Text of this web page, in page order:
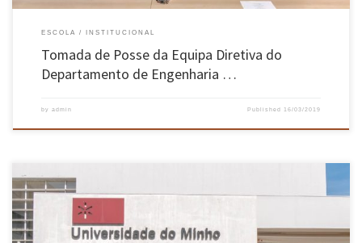
ESCOLA INSTITUCIONAL
Tomada de Posse da Equipa Diretiva do
Departamento de Engenharia …
by admin Published 16/03/2019